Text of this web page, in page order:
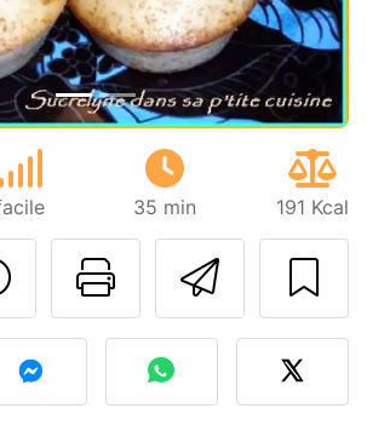
35 min 191 Kcal
Imprimer
Poser une
votre photo de